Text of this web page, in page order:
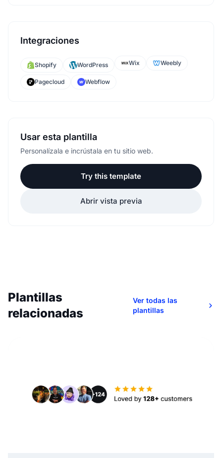
Integraciones
Shopify WordPress Wix Weebly
Pagecloud Webflow
Usar esta plantilla
Personalízala e incrústala en tu sitio web.
Try this template
Abrir vista previa
Plantillas
relacionadas
Ver todas las
plantillas